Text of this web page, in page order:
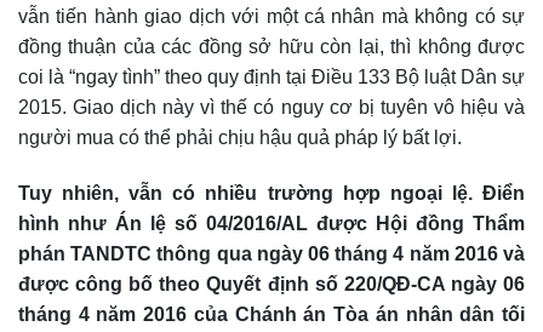
vẫn tiến hành giao dịch với một cá nhân mà không có sự
đồng thuận của các đồng sở hữu còn lại, thì không được
coi là “ngay tình” theo quy định tại Điều 133 Bộ luật Dân sự
2015. Giao dịch này vì thế có nguy cơ bị tuyên vô hiệu và
người mua có thể phải chịu hậu quả pháp lý bất lợi.
Tuy nhiên, vẫn có nhiều trường hợp ngoại lệ. Điển
hình như Án lệ số 04/2016/AL được Hội đồng Thẩm
phán TANDTC thông qua ngày 06 tháng 4 năm 2016 và
được công bố theo Quyết định số 220/QĐ-CA ngày 06
tháng 4 năm 2016 của Chánh án Tòa án nhân dân tối